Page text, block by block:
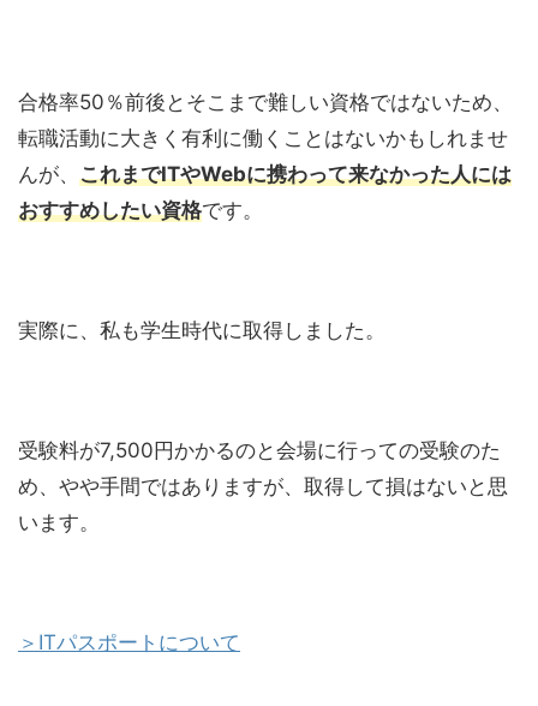
合格率50％前後とそこまで難しい資格ではないため、
転職活動に大きく有利に働くことはないかもしれませ
んが、 これまでITやWebに携わって来なかった人には
おすすめしたい資格です。
実際に、私も学生時代に取得しました。
受験料が7,500円かかるのと会場に行っての受験のた
め、やや手間ではありますが、取得して損はないと思
います。
＞ITパスポートについて